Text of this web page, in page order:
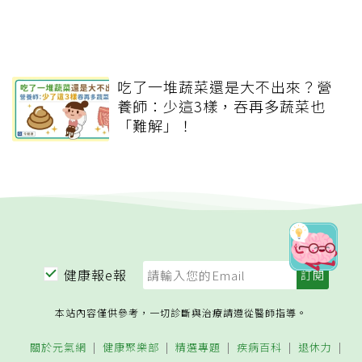
吃了一堆蔬菜還是大不出來？營
養師：少這3樣，吞再多蔬菜也
「難解」！
健康報e報
本站內容僅供參考，一切診斷與治療請遵從醫師指導。
關於元氣網 健康聚樂部 精選專題 疾病百科 退休力